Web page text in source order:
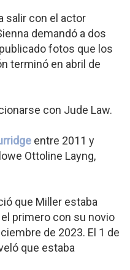
salir con el actor
demandó a dos
fotos que los
terminó en abril de
con Jude Law.
entre 2011 y
Ottoline Layng,
que Miller estaba
primero con su novio
de 2023. El 1 de
que estaba